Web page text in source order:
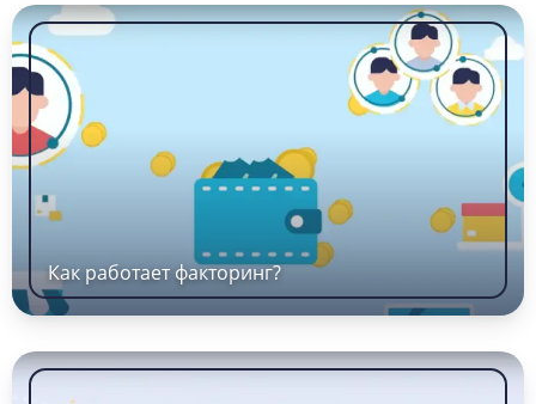
Как работает факторинг?